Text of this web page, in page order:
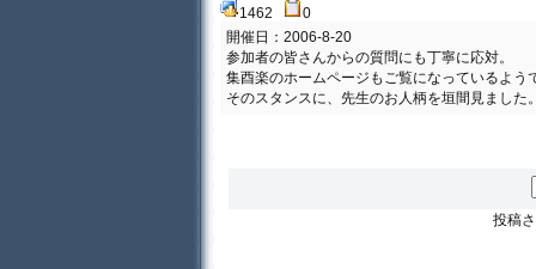
1462
0
開催日：2006-8-20
参加者の皆さんからの質問にも丁寧に応対。
集酉楽のホームページもご覧になっているよう
そのスタンスに、先生のお人柄を垣間見ました
投稿